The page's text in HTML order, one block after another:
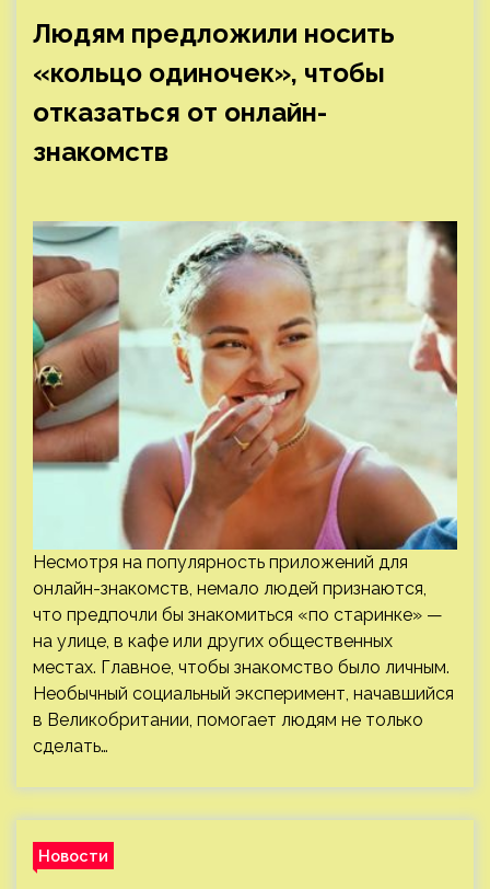
Людям предложили носить
«кольцо одиночек», чтобы
отказаться от онлайн-
знакомств
Несмотря на популярность приложений для
онлайн-знакомств, немало людей признаются,
что предпочли бы знакомиться «по старинке» —
на улице, в кафе или других общественных
местах. Главное, чтобы знакомство было личным.
Необычный социальный эксперимент, начавшийся
в Великобритании, помогает людям не только
сделать…
Новости